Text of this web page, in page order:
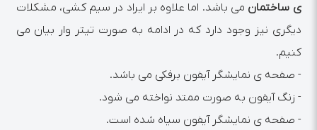
ی ساختمان می باشد. اما علاوه بر ایراد در سیم کشی، مشکلات
دیگری نیز وجود دارد که در ادامه به صورت تیتر وار بیان می
کنیم.
- صفحه ی نمایشگر آیفون برفکی می باشد.
- زنگ آیفون به صورت ممتد نواخته می شود.
- صفحه ی نمایشگر آیفون سیاه شده است.